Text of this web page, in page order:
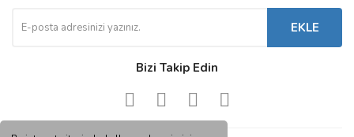
EKLE
Bizi Takip Edin